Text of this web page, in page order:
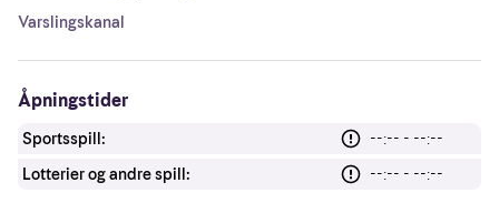
Varslingskanal
Åpningstider
Sportsspill:
--:-- - --:--
Lotterier og andre spill:
--:-- - --:--